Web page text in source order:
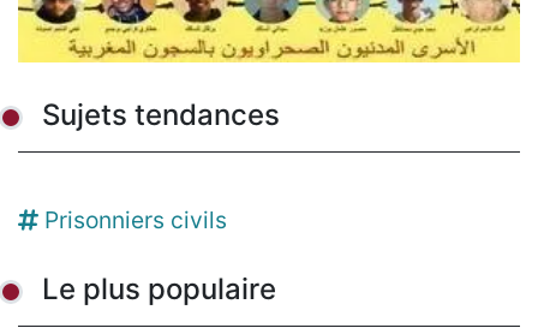
Sujets tendances
Prisonniers civils
Le plus populaire